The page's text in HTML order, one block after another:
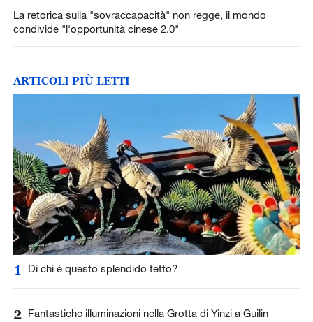
La retorica sulla "sovraccapacità" non regge, il mondo
condivide "l'opportunità cinese 2.0"
ARTICOLI PIÙ LETTI
1 Di chi è questo splendido tetto?
2 Fantastiche illuminazioni nella Grotta di Yinzi a Guilin